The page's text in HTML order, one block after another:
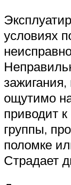
условиях
ощутимо
приводит
группы,
поломке
Страдает